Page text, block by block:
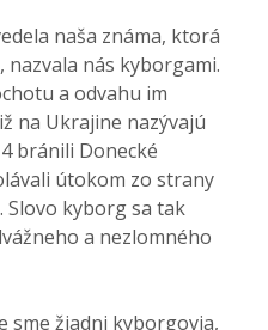
naša známa, ktorá
nás kyborgami.
a odvahu im
na Ukrajine nazývajú
bránili Donecké
útokom zo strany
kyborg sa tak
a nezlomného
sme žiadni kyborgovia,